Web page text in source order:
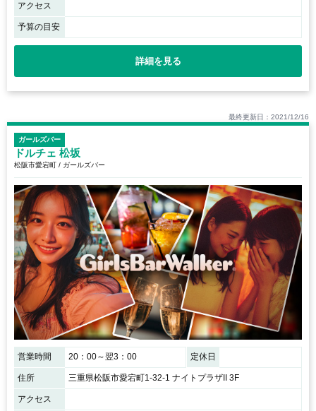
アクセス
予算の目安
詳細を見る
最終更新日：2021/12/16
ガールズバー
ドルチェ 松坂
松阪市愛宕町 / ガールズバー
営業時間 20：00～翌3：00 定休日
住所 三重県松阪市愛宕町1-32-1 ナイトプラザII 3F
アクセス